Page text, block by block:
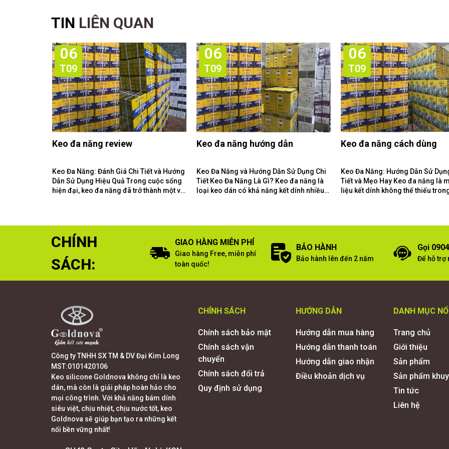
TIN LIÊN QUAN
06
T09
Keo đa năng review
Keo Đa Năng: Đánh Giá Chi Tiết và Hướng
Dẫn Sử Dụng Hiệu Quả Trong cuộc sống
hiện đại, keo đa năng đã trở thành một vật
06
T09
Keo đa năng hướng dẫn
Keo Đa Năng và Hướng Dẫn Sử Dụng Chi
Tiết Keo Đa Năng Là Gì? Keo đa năng là
loại keo dán có khả năng kết dính nhiều
06
T09
Keo đa năng cách dùng
Keo Đa Năng: Hướng Dẫn Sử
Tiết và Mẹo Hay Keo đa năng là một vật
liệu kết dính không thể thiếu
CHÍNH
SÁCH:
GIAO HÀNG MIỄN PHÍ
Giao hàng Free, miễn phí
toàn quốc!
BẢO HÀNH
Bảo hành lên đến 2 năm
Gọi
Để hỗ trợ
Công ty TNHH SX TM & DV Đại Kim Long
MST:0101420106
Keo silicone Goldnova không chỉ là keo
dán, mà còn là giải pháp hoàn hảo cho
mọi công trình. Với khả năng bám dính
siêu việt, chịu nhiệt, chịu nước tốt, keo
Goldnova sẽ giúp bạn tạo ra những kết
nối bền vững nhất!
CHÍNH SÁCH
Chính sách bảo mật
Chính sách vận
chuyển
Chính sách đổi trả
Quy định sử dụng
HƯỚNG DẪN
Hướng dẫn mua hàng
Hướng dẫn thanh toán
Hướng dẫn giao nhận
Điều khoản dịch vụ
DANH MỤC
Trang chủ
Giới thiệu
Sản phẩm
Sản phẩm
Tin tức
Liên hệ